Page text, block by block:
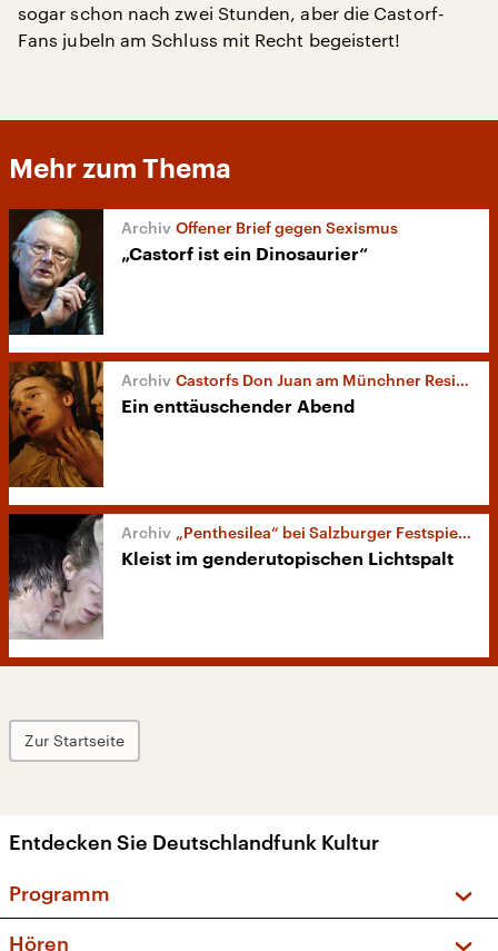
sogar schon nach zwei Stunden, aber die Castorf-
Fans jubeln am Schluss mit Recht begeistert!
Mehr zum Thema
Offener Brief gegen Sexismus
„Castorf ist ein Dinosaurier“
Castorfs Don Juan am Münchner Residenztheater
Ein enttäuschender Abend
„Penthesilea“ bei Salzburger Festspielen
Kleist im genderutopischen Lichtspalt
Zur Startseite
Entdecken Sie Deutschlandfunk Kultur
Programm
Hören